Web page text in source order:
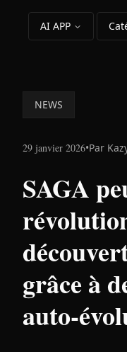
AI APP
NEWS
29 janvier 2026•Par
SAGA
grâce à
auto-